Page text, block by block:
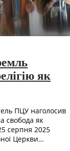
як
ПЦУ наголосив
свобода як
серпня 2025
Церкви…